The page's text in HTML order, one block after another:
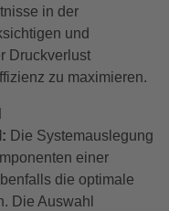
in der
und
Druckverlust
zu maximieren.
Die Systemauslegung
einer
die optimale
Die Auswahl